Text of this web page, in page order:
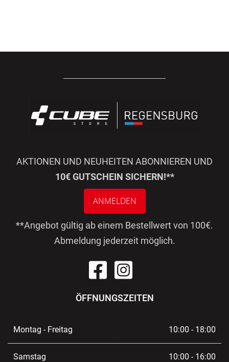
AKTIONEN UND NEUHEITEN ABONNIEREN UND
10€ GUTSCHEIN SICHERN!**
ANMELDEN
**Angebot gültig ab einem Bestellwert von 100€.
Abmeldung jederzeit möglich.
ÖFFNUNGSZEITEN
Montag - Freitag 10:00 - 18:00
Samstag 10:00 - 16:00